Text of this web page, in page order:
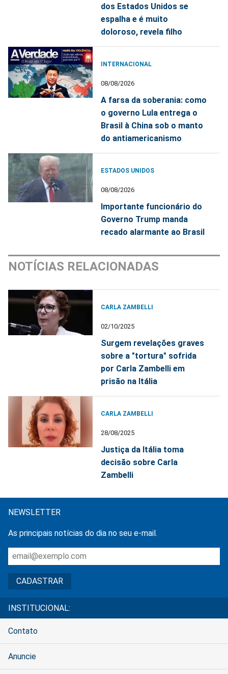
dos Estados Unidos se
espalha e é muito
doloroso, revela filho
INTERNACIONAL
08/08/2026
A farsa da soberania: como
o governo Lula entrega o
Brasil à China sob o manto
do antiamericanismo
ESTADOS UNIDOS
08/08/2026
Importante funcionário do
Governo Trump manda
recado alarmante ao Brasil
NOTÍCIAS RELACIONADAS
CARLA ZAMBELLI
02/10/2025
Surgem revelações graves
sobre a "tortura" sofrida
por Carla Zambelli em
prisão na Itália
CARLA ZAMBELLI
28/08/2025
Justiça da Itália toma
decisão sobre Carla
Zambelli
NEWSLETTER
As principais notícias do dia no seu e-mail.
INSTITUCIONAL:
Contato
Anuncie